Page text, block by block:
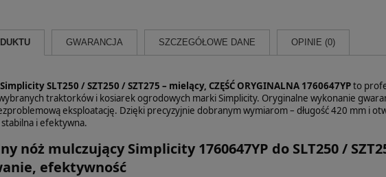
GWARANCJA SZCZEGÓŁOWE DANE OPINIE (0)
SLT250 / SZT250 / SZT275 – mielący, CZĘŚĆ ORYGINALNA 1760647YPto
traktorków i kosiarek ogrodowych marki Simplicity. Oryginalne wykonanie
eksploatację. Dzięki precyzyjnie dobranym wymiarom – długość 420 mm i
i efektywna.
nóż mulczujący Simplicity 1760647YP do SLT250 /
efektywność